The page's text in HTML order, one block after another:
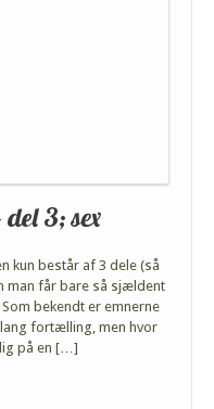
3; sex
kun består af 3 dele (så
man får bare så sjældent
bekendt er emnerne
fortælling, men hvor
på en […]